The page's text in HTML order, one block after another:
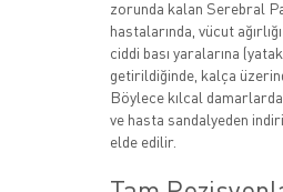
zorunda kalan Serebral
hastalarında, vücut
ciddi bası yaralarına
getirildiğinde, kalça
Böylece kılcal
ve hasta sandalyeden
elde edilir.